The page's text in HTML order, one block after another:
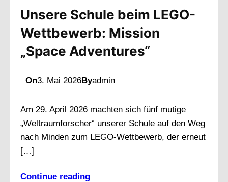
Unsere Schule beim LEGO-
Wettbewerb: Mission
„Space Adventures“
On3. Mai 2026Byadmin
Am 29. April 2026 machten sich fünf mutige
„Weltraumforscher“ unserer Schule auf den Weg
nach Minden zum LEGO-Wettbewerb, der erneut
[…]
Continue reading